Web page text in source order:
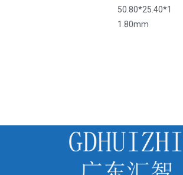
50.80*25.40*1
1.80mm